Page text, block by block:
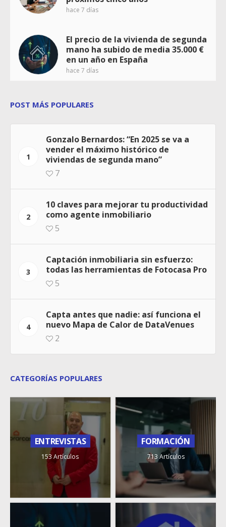
hace 7 días
El precio de la vivienda de segunda
mano ha subido de media 35.000 €
en un año en España
hace 7 días
POST MÁS POPULARES
1
Gonzalo Bernardos: “En 2025 se va a
vender el máximo histórico de
viviendas de segunda mano”
7
2
10 claves para mejorar tu productividad
como agente inmobiliario
5
3
Captación inmobiliaria sin esfuerzo:
todas las herramientas de Fotocasa Pro
5
4
Capta antes que nadie: así funciona el
nuevo Mapa de Calor de DataVenues
2
CATEGORÍAS POPULARES
ENTREVISTAS
153 Artículos
FORMACIÓN
713 Artículos